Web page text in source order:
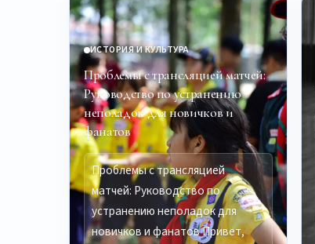
ИСТОРИЯ И КУЛЬТУРА
Проблемы с трансляцией матчей:
Руководство по устранению
неполадок для новичков и
фанатов
Проблемы с трансляцией
матчей: Руководство по
устранению неполадок для
новичков и фанатов Привет,